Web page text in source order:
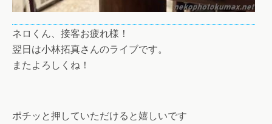
ネロくん、接客お疲れ様！
翌日は小林拓真さんのライブです。
またよろしくね！
ポチッと押していただけると嬉しいです